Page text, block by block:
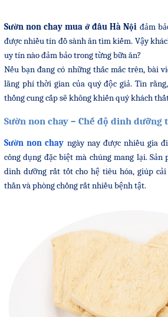
Sườn non chay mua ở đâu Hà Nội đảm
được nhiều tín đồ sành ăn tìm kiếm. Vậy
uy tín nào đảm bảo trong từng bữa ăn?
Nếu bạn đang có những thắc mắc trên, bài
lãng phí thời gian của quý độc giả. Tin
thống cung cấp sẽ không khiến quý khách
Sườn non chay – Chế độ dinh dưỡng
Sườn non chay ngày nay được nhiều gia
công dụng đặc biệt mà chúng mang lại. Sản
dinh dưỡng rất tốt cho hệ tiêu hóa, giúp
thần và phòng chống rất nhiều bệnh tật.